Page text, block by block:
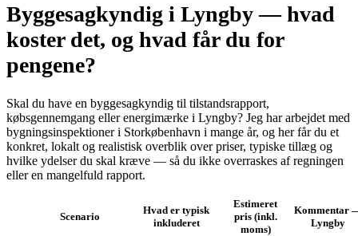
Byggesagkyndig i Lyngby — hvad
koster det, og hvad får du for
pengene?
Skal du have en byggesagkyndig til tilstandsrapport,
købsgennemgang eller energimærke i Lyngby? Jeg har arbejdet med
bygningsinspektioner i Storkøbenhavn i mange år, og her får du et
konkret, lokalt og realistisk overblik over priser, typiske tillæg og
hvilke ydelser du skal kræve — så du ikke overraskes af regningen
eller en mangelfuld rapport.
Scenario
Hvad er typisk
inkluderet
Estimeret
pris (inkl.
moms)
Kommentar
Lyngby